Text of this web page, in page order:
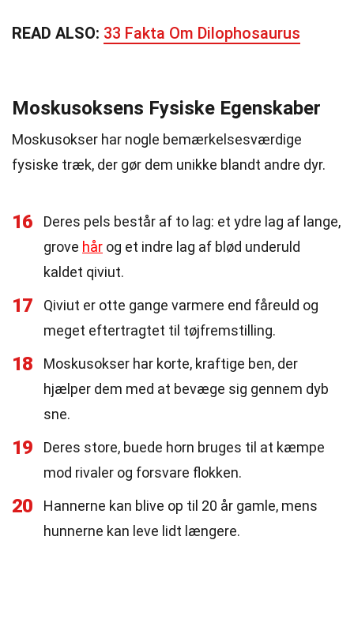
READ ALSO: 33 Fakta Om Dilophosaurus
Moskusoksens Fysiske Egenskaber
Moskusokser har nogle bemærkelsesværdige
fysiske træk, der gør dem unikke blandt andre dyr.
16
Deres pels består af to lag: et ydre lag af lange,
grove hår og et indre lag af blød underuld
kaldet qiviut.
17
Qiviut er otte gange varmere end fåreuld og
meget eftertragtet til tøjfremstilling.
18
Moskusokser har korte, kraftige ben, der
hjælper dem med at bevæge sig gennem dyb
sne.
19
Deres store, buede horn bruges til at kæmpe
mod rivaler og forsvare flokken.
20
Hannerne kan blive op til 20 år gamle, mens
hunnerne kan leve lidt længere.